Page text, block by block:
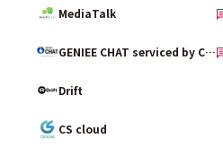
MediaTalk
GENIEE CHAT serviced by Chamo
Drift
CS cloud